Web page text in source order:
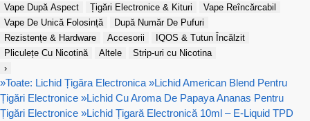
Vape După Aspect
Țigări Electronice & Kituri
Vape Reîncărcabil
Vape De Unică Folosință
După Număr De Pufuri
Rezistențe & Hardware
Accesorii
IQOS & Tutun Încălzit
Pliculețe Cu Nicotină
Altele
Strip-uri cu Nicotina
›
»Toate: Lichid Țigăra Electronica »Lichid American Blend Pentru
Țigări Electronice »Lichid Cu Aroma De Papaya Ananas Pentru
Țigări Electronice »Lichid Țigară Electronică 10ml – E-Liquid TPD